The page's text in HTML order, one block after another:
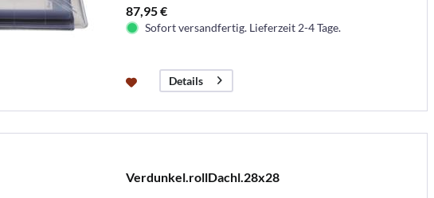
87,95 €
Sofort versandfertig. Lieferzeit 2-4 Tage.
Details
Verdunkel.rollDachl.28x28